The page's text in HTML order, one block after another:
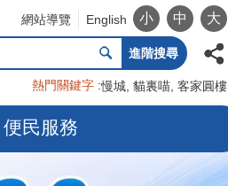
網站導覽 English 小 中 大
進階搜尋
熱門關鍵字 慢城 貓裏喵 客家圓樓
便民服務